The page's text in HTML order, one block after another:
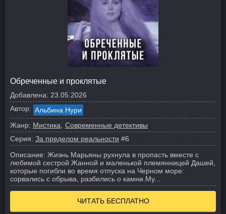
Обреченные и проклятые
Добавлена: 23.05.2026
Автор: Альбина Нури
Жанр: Мистика
Современные детективы
Серия: За пределом реальности #6
Описание: Жизнь Марьяны рухнула в пропасть вместе с
любимой сестрой Жанной и маленькой племянницей Дашей,
которые погибли во время отпуска на Черном море:
сорвались с обрыва, разбились о камни. Му...
ЧИТАТЬ БЕСПЛАТНО